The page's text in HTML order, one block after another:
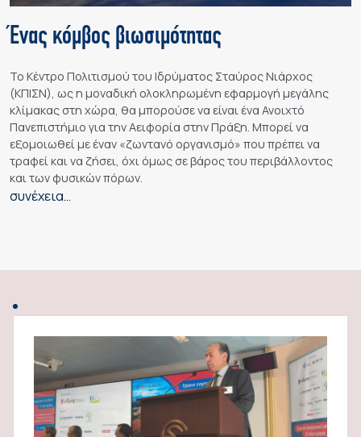
Ένας κόμβος βιωσιμότητας
Το Κέντρο Πολιτισμού του Ιδρύματος Σταύρος Νιάρχος
(ΚΠΙΣΝ), ως η μοναδική ολοκληρωμένη εφαρμογή μεγάλης
κλίμακας στη χώρα, θα μπορούσε να είναι ένα Ανοιχτό
Πανεπιστήμιο για την Αειφορία στην Πράξη. Μπορεί να
εξομοιωθεί με έναν «ζωντανό οργανισμό» που πρέπει να
τραφεί και να ζήσει, όχι όμως σε βάρος του περιβάλλοντος
και των φυσικών πόρων.
συνέχεια…